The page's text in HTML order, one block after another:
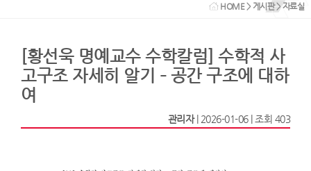
HOME> 게시판> 자료실
[황선욱 명예교수 수학칼럼] 수학적 사
고구조 자세히 알기 – 공간 구조에 대하
여
관리자 | 2026-01-06 | 조회 403